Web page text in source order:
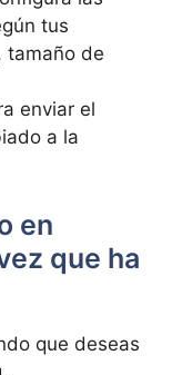
tus
tamaño de
enviar⁣ el
a la
en
que ha
que ‌deseas